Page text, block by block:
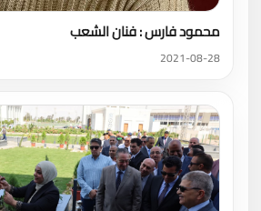
محمود فارس : فنان الشعب
2021-08-28